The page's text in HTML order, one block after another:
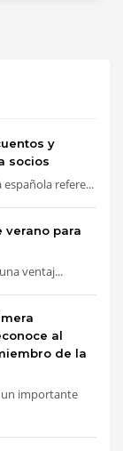
y
socios
española refere...
verano para
ventaj...
al
de la
un importante